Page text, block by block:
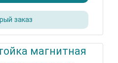
заказ